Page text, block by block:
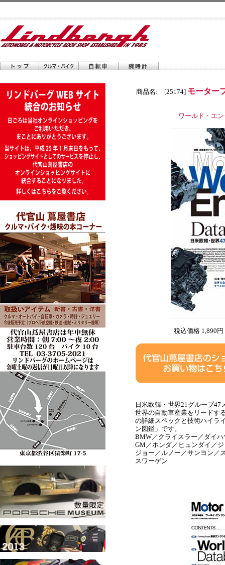
商品名: [25174] モーター
ワールド・エ
税込価格 1,890円
日米欧韓・世界21グループ
世界の自動車産業をリードす
の詳細スペックと技術ハイラ
ン図鑑」です。
BMW／クライスラー／ダイ
GM／ホンダ／ヒュンダイ／
ジョー／ルノー／サンヨン／
スワーゲン